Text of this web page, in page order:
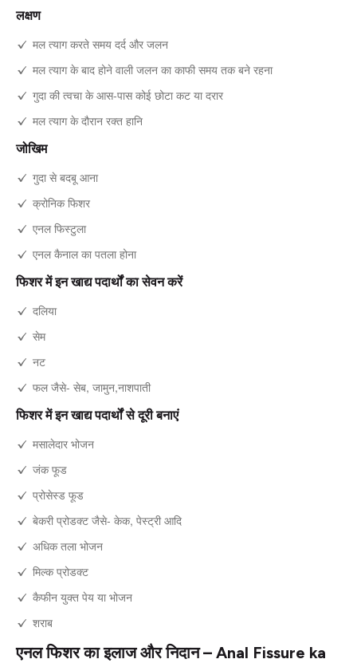
लक्षण
मल त्याग करते समय दर्द और जलन
मल त्याग के बाद होने वाली जलन का काफी समय तक बने रहना
गुदा की त्वचा के आस-पास कोई छोटा कट या दरार
मल त्याग के दौरान रक्त हानि
जोखिम
गुदा से बदबू आना
क्रोनिक फिशर
एनल फिस्टुला
एनल कैनाल का पतला होना
फिशर में इन खाद्य पदार्थों का सेवन करें
दलिया
सेम
नट
फल जैसे- सेब, जामुन,नाशपाती
फिशर में इन खाद्य पदार्थों से दूरी बनाएं
मसालेदार भोजन
जंक फूड
प्रोसेस्ड फूड
बेकरी प्रोडक्ट जैसे- केक, पेस्ट्री आदि
अधिक तला भोजन
मिल्क प्रोडक्ट
कैफीन युक्त पेय या भोजन
शराब
एनल फिशर का इलाज और निदान – Anal Fissure ka